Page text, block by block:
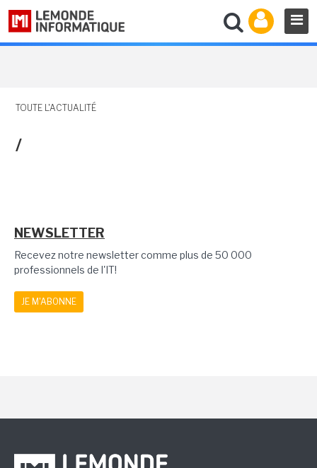
TOUTE L'ACTUALITÉ
/
NEWSLETTER
Recevez notre newsletter comme plus de 50 000
professionnels de l'IT!
JE M'ABONNE